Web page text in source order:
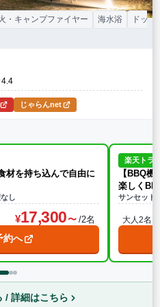
4.4
・キャンプファイヤー 海水浴 ドッグ
じゃらんnet
材を持ち込んで自由に
し
17,300 /2名
約へ
楽天トラ
【BBQ
楽しく
サンセット
大人2名
/ 詳細はこちら